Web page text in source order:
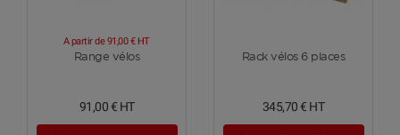
Voir plus
Range vélos
A partir de91,00 € HT
91,00 € HT
Voir plus
Rack vélos 6 places
345,70 € HT